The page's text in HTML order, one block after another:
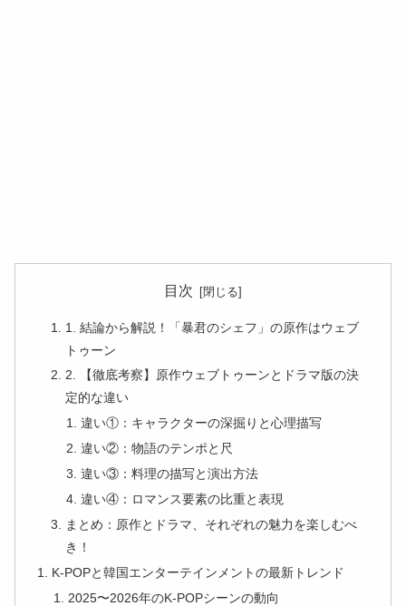
目次
1. 結論から解説！「暴君のシェフ」の原作はウェブ
トゥーン
2. 【徹底考察】原作ウェブトゥーンとドラマ版の決
定的な違い
違い①：キャラクターの深掘りと心理描写
違い②：物語のテンポと尺
違い③：料理の描写と演出方法
違い④：ロマンス要素の比重と表現
まとめ：原作とドラマ、それぞれの魅力を楽しむべ
き！
K-POPと韓国エンターテインメントの最新トレンド
2025〜2026年のK-POPシーンの動向